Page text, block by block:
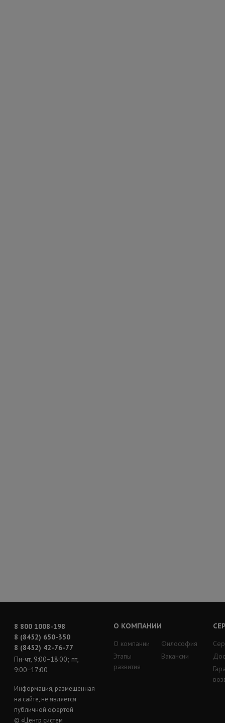
8 800 1008-198
8 (8452) 650-350
8 (8452) 42-76-77
Пн-чт, 9:00−18:00; пт,
9:00−17:00
Информация, размещенная
на сайте, не является
публичной офертой
© «Центр систем
О КОМПАНИИ
О компании
Этапы
развития
Философия
Вакансии